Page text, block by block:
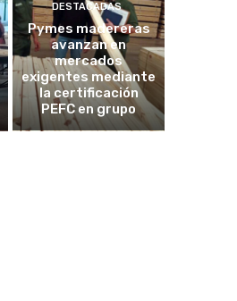
DESTACADAS
Pymes madereras
avanzan en
mercados
exigentes mediante
la certificación
PEFC en grupo